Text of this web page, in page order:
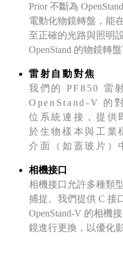
Prior 不斷為
電動化物鏡轉盤，能
至正確的光路與照明
OpenStand 的物鏡轉
雷射自動對焦
我們的 PF850 雷
OpenStand-V 的
位系統連接，提供
於生物樣本與工業
介面（如蓋玻片）
相機接口
相機接口允許多種類
捕捉。我們提供 C 接
OpenStand-V 的相機
鏡進行更換，以優化